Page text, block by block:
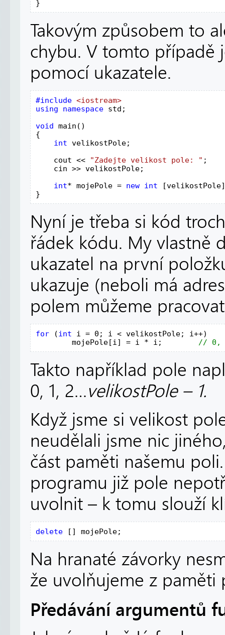
}
Takovým způsobem to
chybu. V tomto případě
pomocí ukazatele.
#include
using namespace std;
void main()
{
int velikostPole;
    cout <<
"Zadejte velikost pole: " ;
    cin >> velikostPole;
int* mojePole = new int
}
Nyní je třeba si kód
řádek kódu. My vlastně
ukazatel na první
ukazuje (neboli má
polem můžeme
for (int i = 0; i < velikostPole; i++)
        mojePole[i] = i * i;
Takto například pole
0, 1, 2…velikostPole – 1.
Když jsme si velikost
neudělali jsme nic
část paměti našemu
programu již pole
uvolnit – k tomu slouží
delete [] mojePole;
Na hranaté závorky
že uvolňujeme z paměti
Předávání argumentů